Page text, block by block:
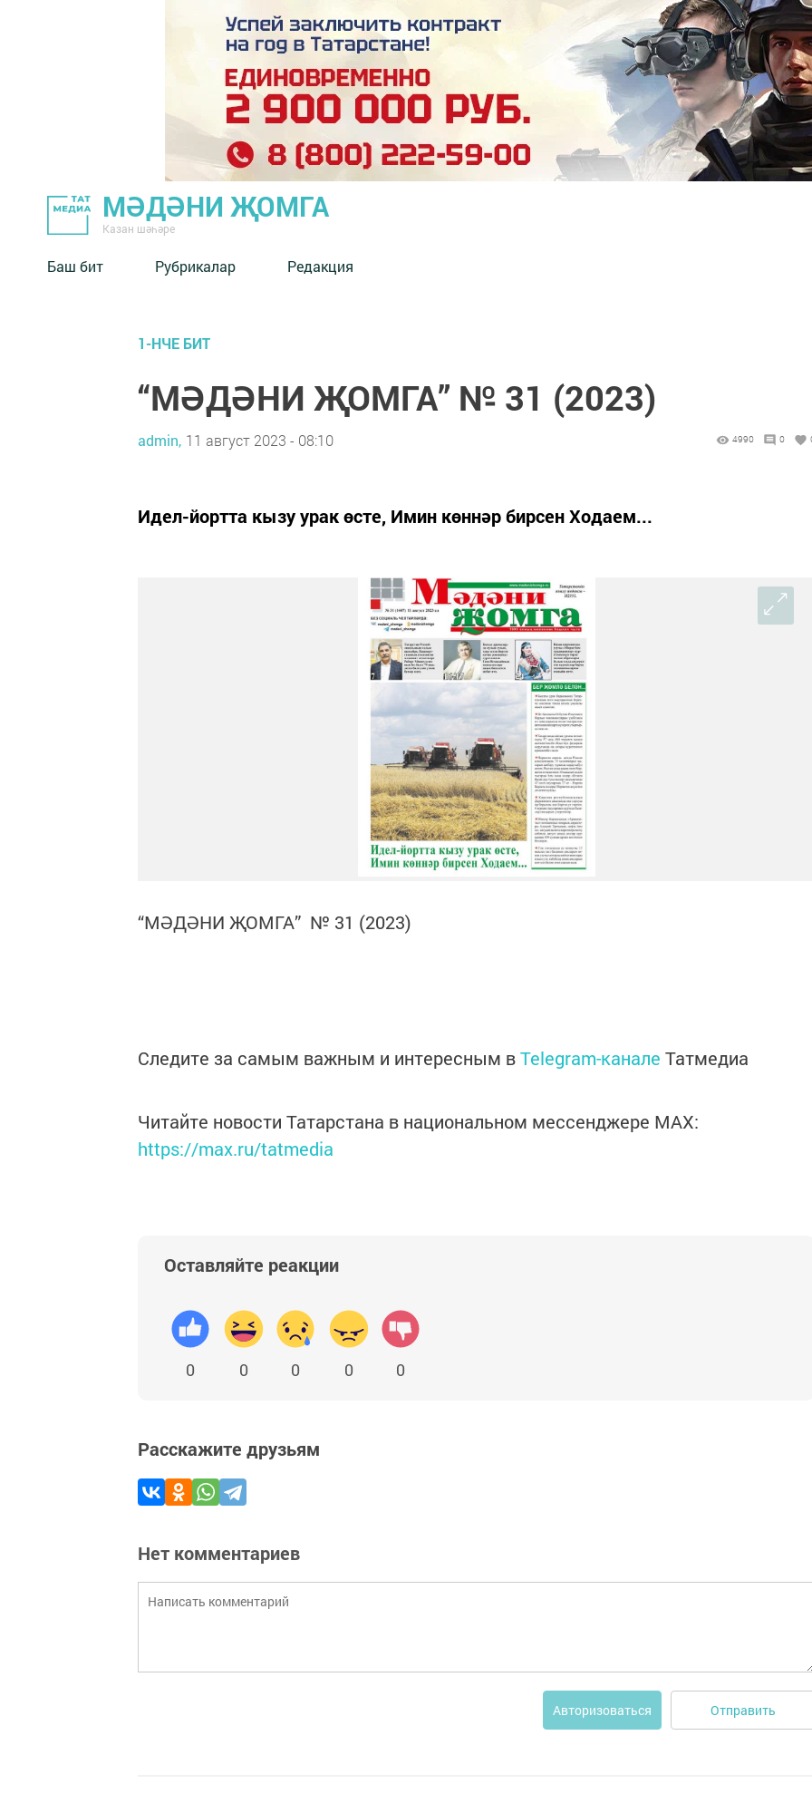
МӘДӘНИ ҖОМГА
Казан шәһәре
Баш бит Рубрикалар Редакция
1-НЧЕ БИТ
“МӘДӘНИ ҖОМГА” № 31 (2023)
admin, 11 август 2023 - 08:10 4990 0
Идел-йортта кызу урак өсте, Имин көннәр бирсен Ходаем...
“МӘДӘНИ ҖОМГА” № 31 (2023)
Следите за самым важным и интересным вTelegram-канале Татмедиа
Читайте новости Татарстана в национальном мессенджере MАХ:
https://max.ru/tatmedia
Оставляйте реакции
0 0 0 0 0
Расскажите друзьям
Нет комментариев
Авторизоваться Отправить